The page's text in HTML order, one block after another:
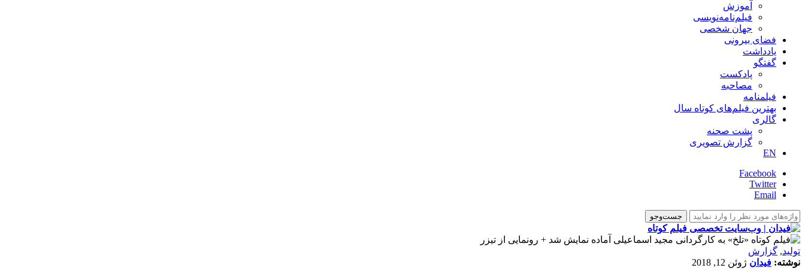
آموزش
فیلم‌نامه‌نویسی
جهان شخصی
فضای بیرونی
یادداشت
گفتگو
پادکست
مصاحبه
فیلمنامه
بهترین فیلم‌های کوتاه سال
گالری
پشت صحنه
گزارش تصویری
EN
Facebook
Twitter
Email
تولید, گزارش
نوشته: فیدان ژوئن 12, 2018